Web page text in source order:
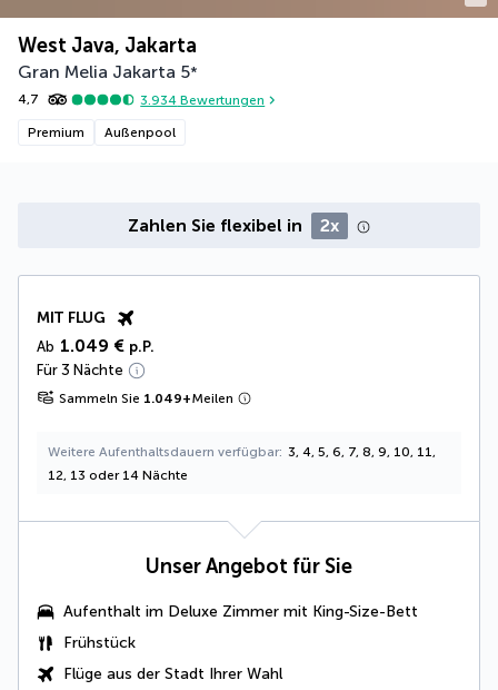
West Java, Jakarta
Gran Melia Jakarta 5*
4,7 3.934 Bewertungen
Premium Außenpool
Zahlen Sie flexibel in 2x
MIT FLUG
Ab 1.049 € p.P.
Für 3 Nächte
Sammeln Sie 1.049+Meilen
Weitere Aufenthaltsdauern verfügbar 3, 4, 5, 6, 7, 8, 9, 10, 11,
12, 13 oder 14 Nächte
Unser Angebot für Sie
Aufenthalt im Deluxe Zimmer mit King-Size-Bett
Frühstück
Flüge aus der Stadt Ihrer Wahl